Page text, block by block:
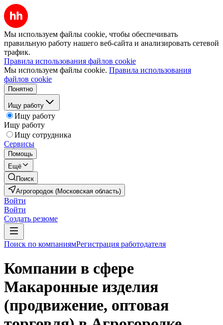
Мы используем файлы cookie, чтобы обеспечивать
правильную работу нашего веб-сайта и анализировать сетевой
трафик.
Правила использования файлов cookie
Мы используем файлы cookie. Правила использования
файлов cookie
Понятно
Ищу работу
Ищу работу
Ищу работу
Ищу сотрудника
Сервисы
Помощь
Ещё
Поиск
Агрогородок (Московская область)
Войти
Войти
Создать резюме
Поиск по компаниямРегистрация работодателя
Компании в сфере
Макаронные изделия
(продвижение, оптовая